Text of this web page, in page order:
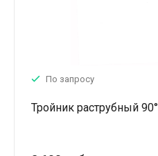
По запросу
Тройник раструбный 90°